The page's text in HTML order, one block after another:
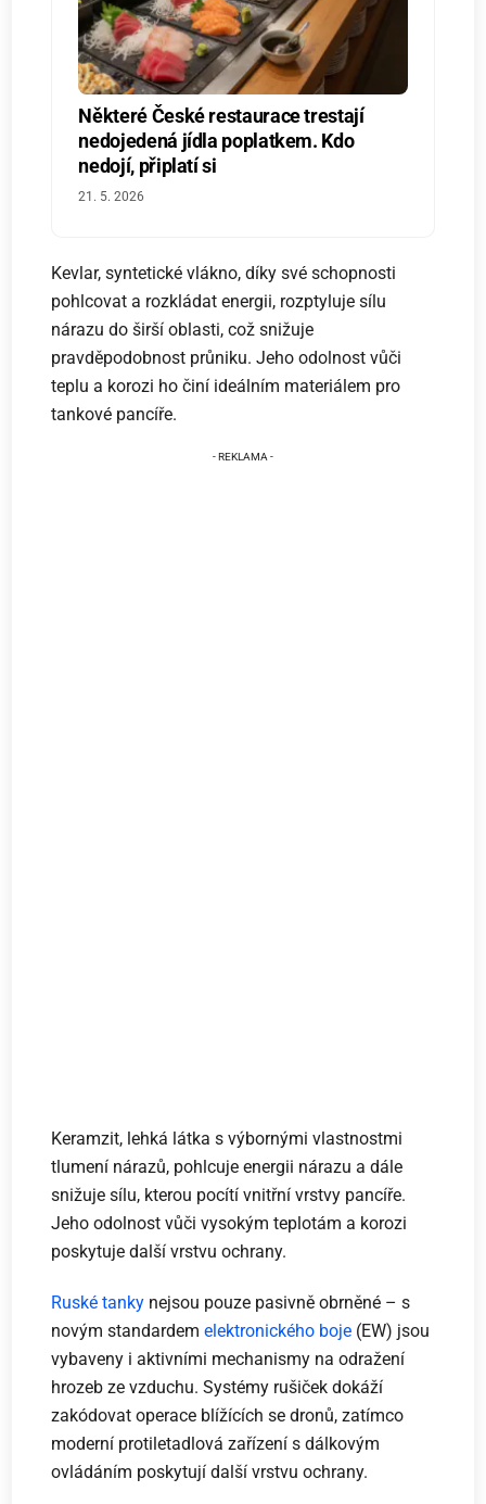
Některé České restaurace trestají
nedojedená jídla poplatkem. Kdo
nedojí, připlatí si
21. 5. 2026
Kevlar, syntetické vlákno, díky své schopnosti
pohlcovat a rozkládat energii, rozptyluje sílu
nárazu do širší oblasti, což snižuje
pravděpodobnost průniku. Jeho odolnost vůči
teplu a korozi ho činí ideálním materiálem pro
tankové pancíře.
Keramzit, lehká látka s výbornými vlastnostmi
tlumení nárazů, pohlcuje energii nárazu a dále
snižuje sílu, kterou pocítí vnitřní vrstvy pancíře.
Jeho odolnost vůči vysokým teplotám a korozi
poskytuje další vrstvu ochrany.
Ruské tanky nejsou pouze pasivně obrněné – s
novým standardemelektronického boje (EW) jsou
vybaveny i aktivními mechanismy na odražení
hrozeb ze vzduchu. Systémy rušiček dokáží
zakódovat operace blížících se dronů, zatímco
moderní protiletadlová zařízení s dálkovým
ovládáním poskytují další vrstvu ochrany.